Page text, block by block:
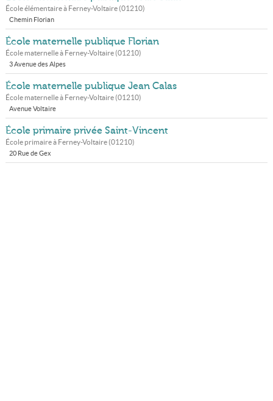
École élémentaire à Ferney-Voltaire(01210)
Chemin Florian
École maternelle publique Florian
École maternelle à Ferney-Voltaire(01210)
3 Avenue des Alpes
École maternelle publique Jean Calas
École maternelle à Ferney-Voltaire(01210)
Avenue Voltaire
École primaire privée Saint-Vincent
École primaire à Ferney-Voltaire(01210)
20 Rue de Gex